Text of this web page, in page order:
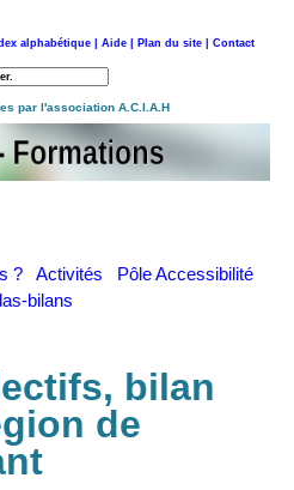
alphabétique | Aide | Plan du site | Contact
par l'association A.C.I.A.H
? Activités Pôle Accessibilité
bilans
bilan
de